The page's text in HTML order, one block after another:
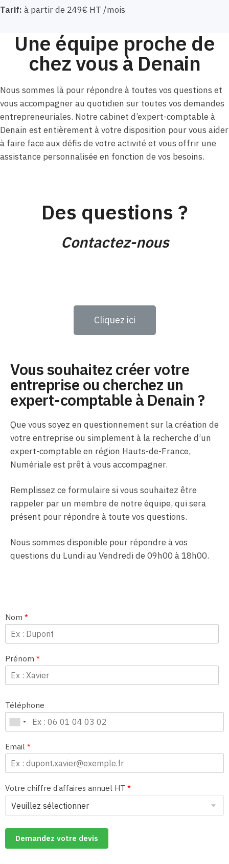
Tarif: à partir de 249€ HT /mois
Une équipe proche de
chez vous à Denain
Nous sommes là pour répondre à toutes vos questions et
vous accompagner au quotidien sur toutes vos demandes
entrepreneuriales. Notre cabinet d’expert-comptable à
Denain est entièrement à votre disposition pour vous aider
à faire face aux défis de votre activité et vous offrir une
assistance personnalisée en fonction de vos besoins.
Des questions ?
Contactez-nous
Cliquez ici
Vous souhaitez créer votre
entreprise ou cherchez un
expert-comptable à Denain ?
Que vous soyez en questionnement sur la création de
votre entreprise ou simplement à la recherche d’un
expert-comptable en région Hauts-de-France,
Numériale est prêt à vous accompagner.
Remplissez ce formulaire si vous souhaitez être
rappeler par un membre de notre équipe, qui sera
présent pour répondre à toute vos questions.
Nous sommes disponible pour répondre à vos
questions du Lundi au Vendredi de 09h00 à 18h00.
Nom *
Prénom *
Téléphone
Email *
Votre chiffre d’affaires annuel HT *
Demandez votre devis